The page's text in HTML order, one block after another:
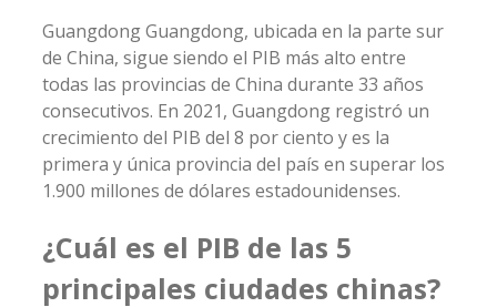
Guangdong Guangdong, ubicada en la parte sur
de China, sigue siendo el PIB más alto entre
todas las provincias de China durante 33 años
consecutivos. En 2021, Guangdong registró un
crecimiento del PIB del 8 por ciento y es la
primera y única provincia del país en superar los
1.900 millones de dólares estadounidenses.
¿Cuál es el PIB de las 5
principales ciudades chinas?